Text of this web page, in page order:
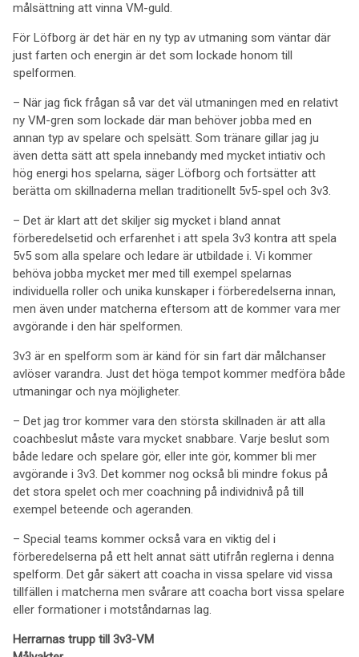
målsättning att vinna VM-guld.
För Löfborg är det här en ny typ av utmaning som väntar där
just farten och energin är det som lockade honom till
spelformen.
– När jag fick frågan så var det väl utmaningen med en relativt
ny VM-gren som lockade där man behöver jobba med en
annan typ av spelare och spelsätt. Som tränare gillar jag ju
även detta sätt att spela innebandy med mycket intiativ och
hög energi hos spelarna, säger Löfborg och fortsätter att
berätta om skillnaderna mellan traditionellt 5v5-spel och 3v3.
– Det är klart att det skiljer sig mycket i bland annat
förberedelsetid och erfarenhet i att spela 3v3 kontra att spela
5v5 som alla spelare och ledare är utbildade i. Vi kommer
behöva jobba mycket mer med till exempel spelarnas
individuella roller och unika kunskaper i förberedelserna innan,
men även under matcherna eftersom att de kommer vara mer
avgörande i den här spelformen.
3v3 är en spelform som är känd för sin fart där målchanser
avlöser varandra. Just det höga tempot kommer medföra både
utmaningar och nya möjligheter.
– Det jag tror kommer vara den största skillnaden är att alla
coachbeslut måste vara mycket snabbare. Varje beslut som
både ledare och spelare gör, eller inte gör, kommer bli mer
avgörande i 3v3. Det kommer nog också bli mindre fokus på
det stora spelet och mer coachning på individnivå på till
exempel beteende och ageranden.
– Special teams kommer också vara en viktig del i
förberedelserna på ett helt annat sätt utifrån reglerna i denna
spelform. Det går säkert att coacha in vissa spelare vid vissa
tillfällen i matcherna men svårare att coacha bort vissa spelare
eller formationer i motståndarnas lag.
Herrarnas trupp till 3v3-VM